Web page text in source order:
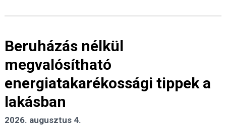
Beruházás nélkül
megvalósítható
energiatakarékossági tippek a
lakásban
2026. augusztus 4.